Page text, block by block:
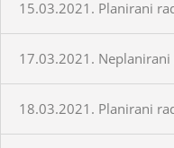
15.03.2021. Planirani
17.03.2021.
18.03.2021. Planirani